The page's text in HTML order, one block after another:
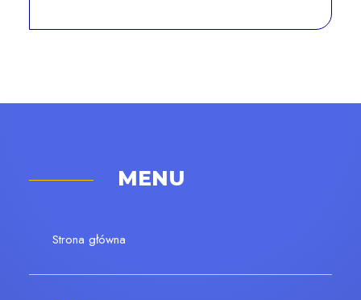
MENU
Strona główna